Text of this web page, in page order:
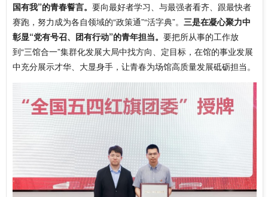
国有我”的青春誓言。 要向最好者学习、与最强者看齐、跟最快者
赛跑，努力成为各自领域的“政策通”“活字典”。 三是在凝心聚力中
彰显“党有号召、团有行动”的青年担当。 要把所从事的工作放
到“三馆合一”集群化发展大局中找方向、定目标，在馆的事业发展
中充分展示才华、大显身手，让青春为场馆高质量发展砥砺担当。